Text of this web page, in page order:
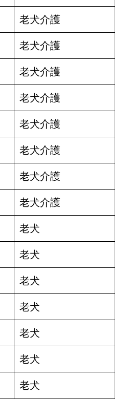
老犬介護
老犬介護
老犬介護
老犬介護
老犬介護
老犬介護
老犬介護
老犬介護
老犬
老犬
老犬
老犬
老犬
老犬
老犬